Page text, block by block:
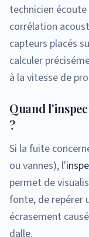
technicien
corrélation
capteurs placés
calculer
à la vitesse de
Quand
?
Si la fuite
ou vannes), l'
permet de
fonte, de repérer
écrasement
dalle.